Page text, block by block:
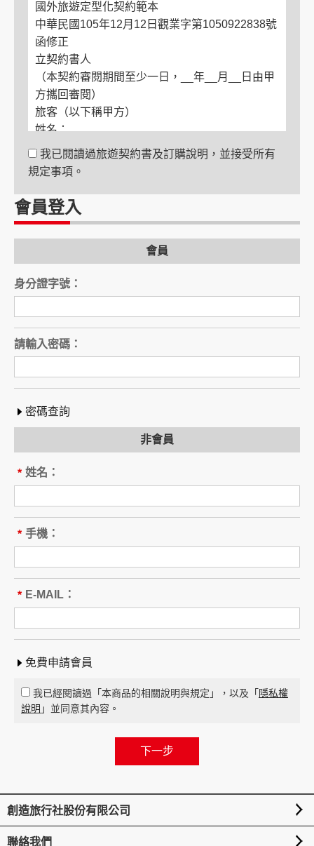
國外旅遊定型化契約範本
中華民國105年12月12日觀業字第1050922838號
函修正
立契約書人
（本契約審閱期間至少一日，__年__月__日由甲
方攜回審閱）
旅客（以下稱甲方）
姓名：
電話：
住居所：
姓名：
與旅客關係：
旅行業（以下稱乙方）
註冊編號：
營業所：
甲乙雙方同意就本旅遊事項，依下列約定辦理。
第一條（國外旅遊之意義）
本契約所謂國外旅遊，係指到中華民國疆域以外
其他國家或地區旅遊。
赴中國大陸旅行者，準用本旅遊契約之約定。
第二條（適用之範圍及順序）
之約定定之；本契約中未約定者，適用中華民國
第三條（旅遊團名稱、旅遊行程及廣告責任）
本旅遊團名稱為____________________
旅遊地區（國家、城市或觀光地
點）：________
_____ 與本契約有關之附件、廣告、宣傳文件、
行程表或說明會之說明內容均視為本契約內容之
負之義務不得低於廣告之內容。
第一項記載得以所刊登之廣告、宣傳文件、行程
未記載第一項內容或記載之內容與刊登廣告、宣
第四條（集合及出發時地）
甲方應於民國_____年_____月_____日_____時
我已閱讀過旅遊契約書及訂購說明，並接受所有
規定事項。
會員登入
會員
身分證字號：
請輸入密碼：
密碼查詢
非會員
* 姓名：
* 手機：
* E-MAIL：
免費申請會員
我已經閱讀過「本商品的相關說明與規定」，以及「 隱私權
說明 」並同意其內容。
創造旅行社股份有限公司
聯絡我們